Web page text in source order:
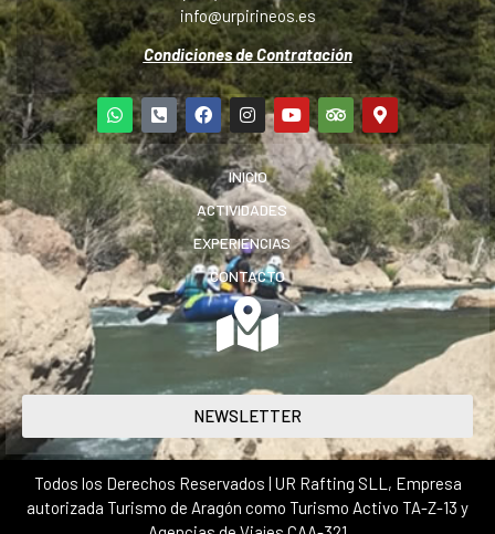
info@urpirineos.es
Condiciones de Contratación
INICIO
ACTIVIDADES
EXPERIENCIAS
CONTACTO
NEWSLETTER
Todos los Derechos Reservados | UR Rafting SLL, Empresa
autorizada Turismo de Aragón como Turismo Activo TA-Z-13 y